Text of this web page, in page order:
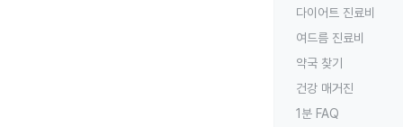
다이어트 진료비
여드름 진료비
약국 찾기
건강 매거진
1분 FAQ